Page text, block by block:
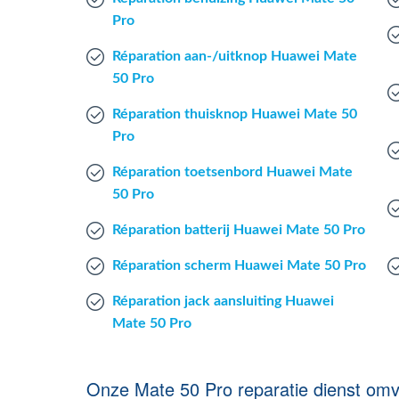
Pro
Réparation aan-/uitknop Huawei Mate
50 Pro
Réparation thuisknop Huawei Mate 50
Pro
Réparation toetsenbord Huawei Mate
50 Pro
Réparation batterij Huawei Mate 50 Pro
Réparation scherm Huawei Mate 50 Pro
Réparation jack aansluiting Huawei
Mate 50 Pro
Onze Mate 50 Pro reparatie dienst